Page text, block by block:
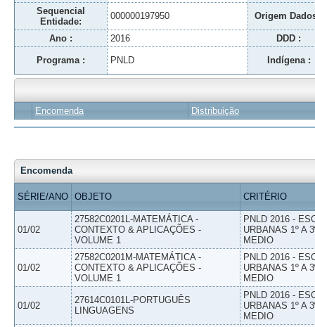
Sequencial
Entidade:
000000197950 Origem
Ano : 2016 DDD :
Programa : PNLD Indígena :
Encomenda Distribuição
Encomenda
SÉRIE/ANO OBJETO CRITÉRIO
01/02
27582C0201L-MATEMÁTICA -
CONTEXTO & APLICAÇÕES -
VOLUME 1
PNLD 2016 -
URBANAS 1º A
MEDIO
01/02
27582C0201M-MATEMÁTICA -
CONTEXTO & APLICAÇÕES -
VOLUME 1
PNLD 2016 -
URBANAS 1º A
MEDIO
01/02
27614C0101L-PORTUGUÊS
LINGUAGENS
PNLD 2016 -
URBANAS 1º A
MEDIO